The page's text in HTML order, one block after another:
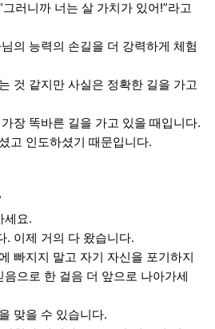
러니까 너는 살 가치가 있어!”라고
의 능력의 손길을 더 강력하게 체험
것 같지만 사실은 정확한 길을 가고
장 똑바른 길을 가고 있을 때입니다.
고 인도하셨기 때문입니다.
세요.
. 이제 거의 다 왔습니다.
빠지지 말고 자기 자신을 포기하지
으로 한 걸음 더 앞으로 나아가세
맞을 수 있습니다.